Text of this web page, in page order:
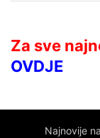
Za sve
OVDJE
Najnovije